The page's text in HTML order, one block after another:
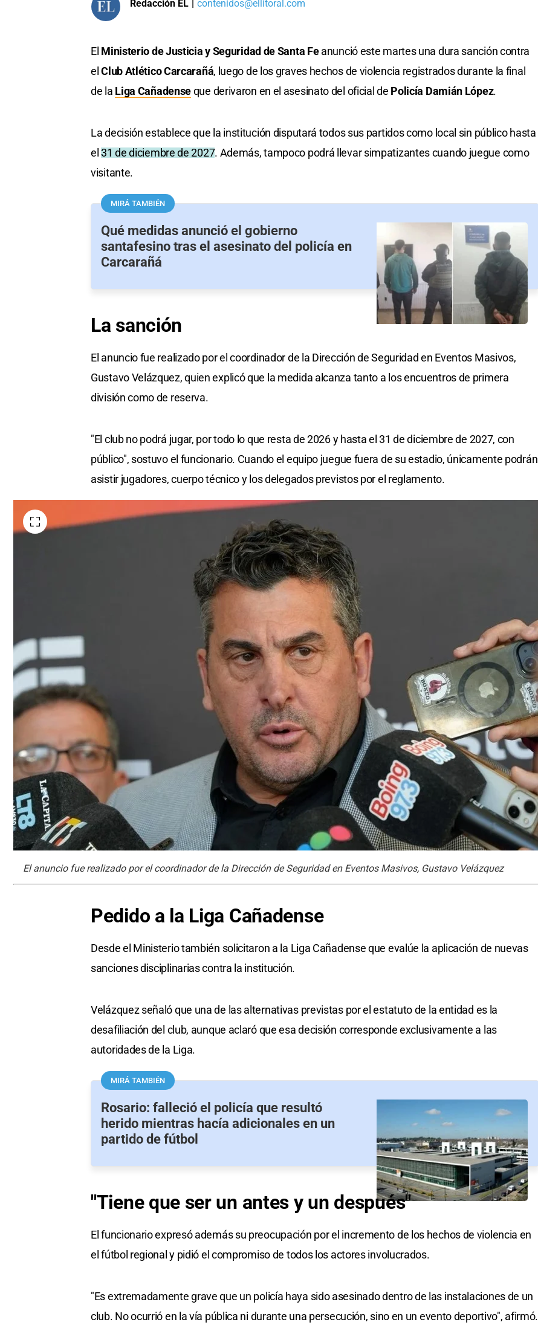
Redacción EL | contenidos@ellitoral.com
El Ministerio de Justicia y Seguridad de Santa Feanunció este martes una dura sanción contra
elClub Atlético Carcarañá, luego de los graves hechos de violencia registrados durante la final
de la Liga Cañadenseque derivaron en el asesinato del oficial de Policía Damián López.
La decisión establece que la institución disputará todos sus partidos como local sin público hasta
el31 de diciembre de 2027. Además, tampoco podrá llevar simpatizantes cuando juegue como
visitante.
MIRÁ TAMBIÉN
Qué medidas anunció el gobierno
santafesino tras el asesinato del policía en
Carcarañá
La sanción
El anuncio fue realizado por el coordinador de la Dirección de Seguridad en Eventos Masivos,
Gustavo Velázquez, quien explicó que la medida alcanza tanto a los encuentros de primera
división como de reserva.
"El club no podrá jugar, por todo lo que resta de 2026 y hasta el 31 de diciembre de 2027, con
público", sostuvo el funcionario. Cuando el equipo juegue fuera de su estadio, únicamente podrán
asistir jugadores, cuerpo técnico y los delegados previstos por el reglamento.
El anuncio fue realizado por el coordinador de la Dirección de Seguridad en Eventos Masivos, Gustavo Velázquez
Pedido a la Liga Cañadense
Desde el Ministerio también solicitaron a la Liga Cañadense que evalúe la aplicación de nuevas
sanciones disciplinarias contra la institución.
Velázquez señaló que una de las alternativas previstas por el estatuto de la entidad es la
desafiliación del club, aunque aclaró que esa decisión corresponde exclusivamente a las
autoridades de la Liga.
MIRÁ TAMBIÉN
Rosario: falleció el policía que resultó
herido mientras hacía adicionales en un
partido de fútbol
"Tiene que ser un antes y un después"
El funcionario expresó además su preocupación por el incremento de los hechos de violencia en
el fútbol regional y pidió el compromiso de todos los actores involucrados.
"Es extremadamente grave que un policía haya sido asesinado dentro de las instalaciones de un
club. No ocurrió en la vía pública ni durante una persecución, sino en un evento deportivo", afirmó.